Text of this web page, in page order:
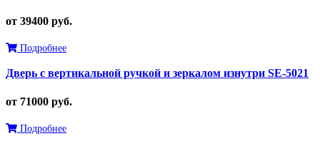
от 39400 руб.
Подробнее
Дверь с вертикальной ручкой и зеркалом изнутри SE-5021
от 71000 руб.
Подробнее